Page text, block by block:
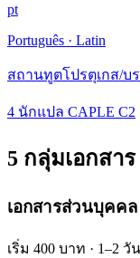
pt
Português · Latin
สถานทูตโปรตุเกส/บร
4 นักแปล CAPLE C2
5 กลุ่มเอกสาร
เอกสารส่วนบุคคล
เริ่ม 400 บาท · 1–2 วั